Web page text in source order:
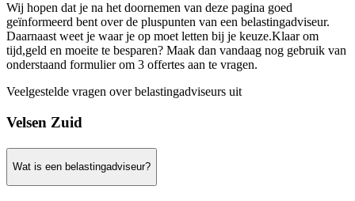
Wij hopen dat je na het doornemen van deze pagina goed
geïnformeerd bent over de pluspunten van een belastingadviseur.
Daarnaast weet je waar je op moet letten bij je keuze.Klaar om
tijd,geld en moeite te besparen? Maak dan vandaag nog gebruik van
onderstaand formulier om 3 offertes aan te vragen.
Veelgestelde vragen over belastingadviseurs uit
Velsen Zuid
Wat is een belastingadviseur?